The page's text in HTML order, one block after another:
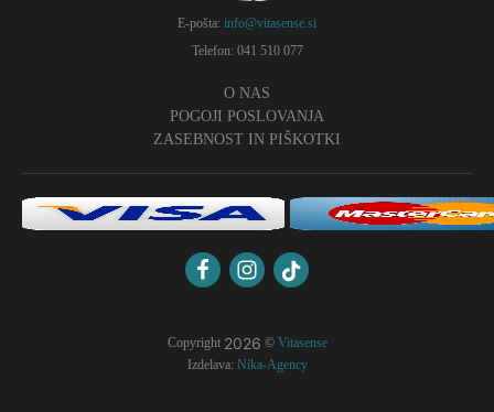
E-pošta: info@vitasense.si
Telefon: 041 510 077
O NAS
POGOJI POSLOVANJA
ZASEBNOST IN PIŠKOTKI
Copyright 2026 © Vitasense
Izdelava: Nika-Agency